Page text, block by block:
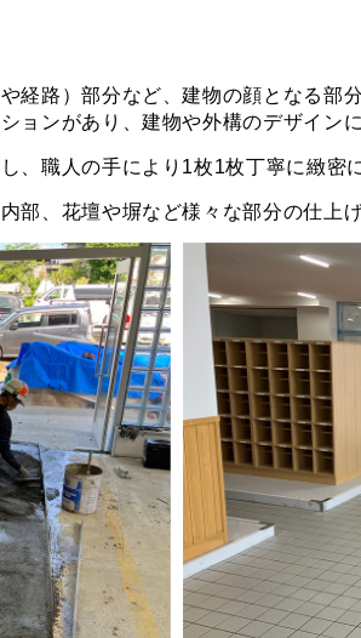
経路）部分など、建物の顔となる部
ョンがあり、建物や外構のデザイン
、職人の手により1枚1枚丁寧に緻密
部、花壇や塀など様々な部分の仕上